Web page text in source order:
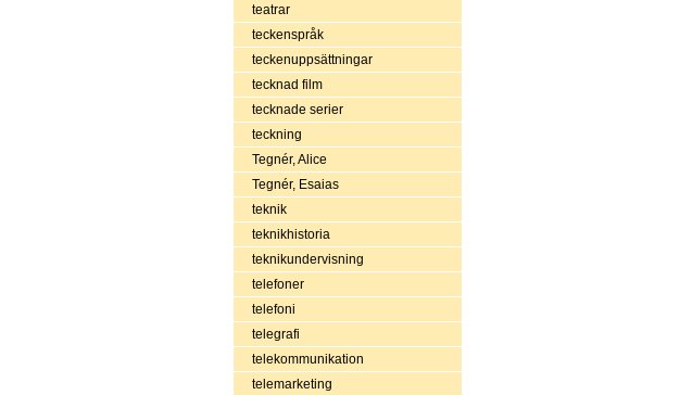
teatrar
teckenspråk
teckenuppsättningar
tecknad film
tecknade serier
teckning
Tegnér, Alice
Tegnér, Esaias
teknik
teknikhistoria
teknikundervisning
telefoner
telefoni
telegrafi
telekommunikation
telemarketing